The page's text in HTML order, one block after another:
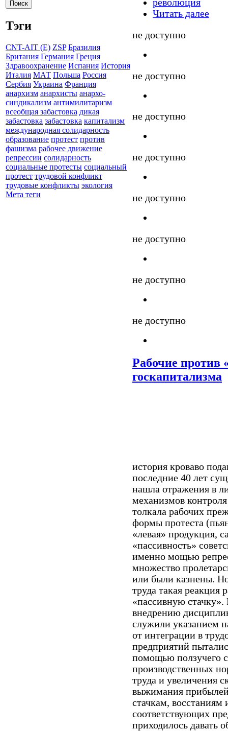
Тэги
CNT-AIT (E) ZSP Бразилия
Британия Германия Греция
Здравоохранение Испания История
Италия МАТ Польша Россия
Сербия Украина Франция
анархизм анархисты анархо-
синдикализм антимилитаризм
всеобщая забастовка дикая
забастовка забастовка капитализм
международная солидарность
образование протест против
фашизма рабочее движение
репрессии солидарность
социальные протесты социальный
протест трудовой конфликт
трудовые конфликты экология
Мета теги
Читать далее
не доступно
не доступно
не доступно
не доступно
не доступно
не доступно
не доступно
не доступно
Рабочие против
госкапитализма
история кроваво
последние 40 лет
нашла отражения в
механизмов
толкала рабочих
формы протеста
«левая» продукция,
«пассивность»
именно мощью
множество
или были казнены.
труда такая реакция
«пассивную
внедрению
служили указанием
от интеграции в
предприятий
помощью ползучего
производственных
труда и увеличения
выжимания
стачкам, восстаниям
соответствующих
приходилось давать